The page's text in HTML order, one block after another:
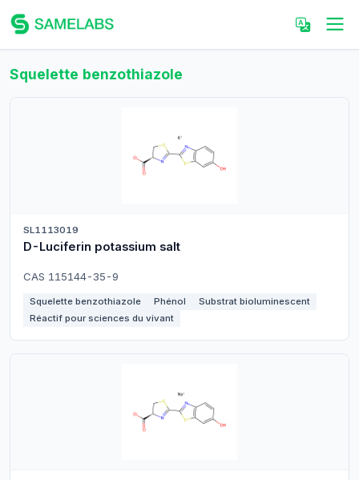
Squelette benzothiazole
SL1113019
D-Luciferin potassium salt
CAS 115144-35-9
Squelette benzothiazole Phénol
Substrat bioluminescent
Réactif pour sciences du vivant